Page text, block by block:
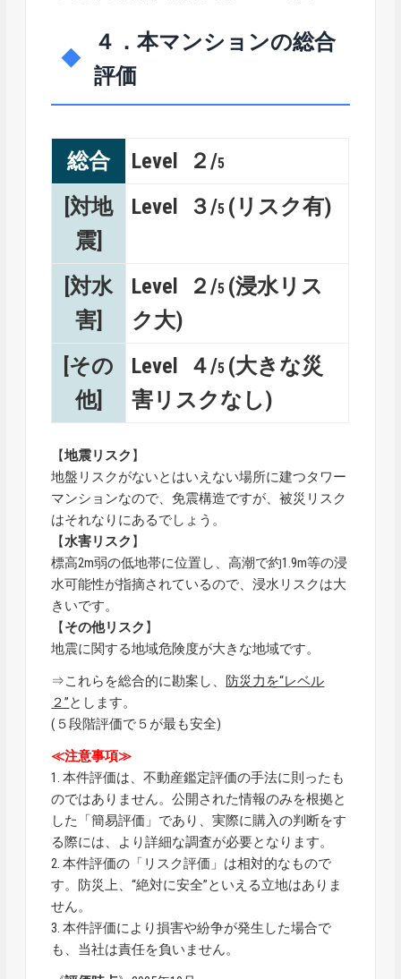
４．本マンションの総合
評価
総合 Level ２/5
[対地
震]
Level ３/5 (リスク有)
[対水
害]
Level ２/5 (浸水リス
ク大)
[その
他]
Level ４/5 (大きな災
害リスクなし)
【地震リスク 】
地盤リスクがないとはいえない場所に建つタワー
マンションなので、免震構造ですが、被災リスク
はそれなりにあるでしょう。
【水害リスク 】
標高2m弱の低地帯に位置し、高潮で約1.9m等の浸
水可能性が指摘されているので、浸水リスクは大
きいです。
【その他リスク 】
地震に関する地域危険度が大きな地域です。
⇒これらを総合的に勘案し、 防災力を“レベル
２”とします。
(５段階評価で５が最も安全)
≪注意事項≫
1. 本件評価は、不動産鑑定評価の手法に則ったも
のではありません。公開された情報のみを根拠と
した「簡易評価」であり、実際に購入の判断をす
る際には、より詳細な調査が必要となります。
2. 本件評価の「リスク評価」は相対的なもので
す。防災上、“絶対に安全”といえる立地はありま
せん。
3. 本件評価により損害や紛争が発生した場合で
も、当社は責任を負いません。